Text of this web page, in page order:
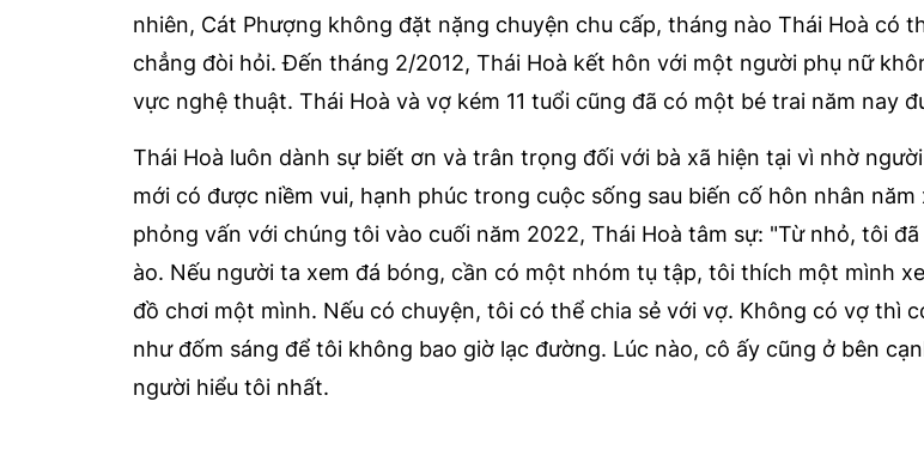
nhiên, Cát Phượng không đặt nặng chuyện chu cấp, tháng nào Thái Hoà có
chẳng đòi hỏi. Đến tháng 2/2012, Thái Hoà kết hôn với một người phụ nữ
vực nghệ thuật. Thái Hoà và vợ kém 11 tuổi cũng đã có một bé trai năm nay
Thái Hoà luôn dành sự biết ơn và trân trọng đối với bà xã hiện tại vì nhờ
mới có được niềm vui, hạnh phúc trong cuộc sống sau biến cố hôn nhân
phỏng vấn với chúng tôi vào cuối năm 2022, Thái Hoà tâm sự: "Từ nhỏ, tôi
ào. Nếu người ta xem đá bóng, cần có một nhóm tụ tập, tôi thích một mình
đồ chơi một mình. Nếu có chuyện, tôi có thể chia sẻ với vợ. Không có vợ thì
như đốm sáng để tôi không bao giờ lạc đường. Lúc nào, cô ấy cũng ở bên
người hiểu tôi nhất.